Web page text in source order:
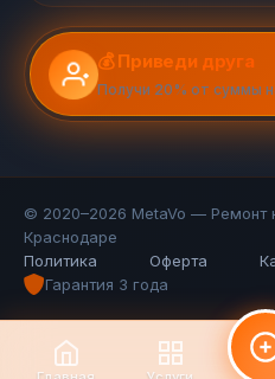
💰 Приведи друга
Получи 20% от суммы
© 2020–2026 MetaVo — Ремонт
Краснодаре
Политика
Оферта
Гарантия 3 года